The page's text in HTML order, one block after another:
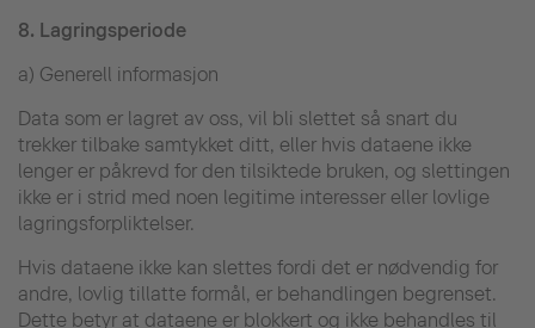
8. Lagringsperiode
a) Generell informasjon
Data som er lagret av oss, vil bli slettet så snart du
trekker tilbake samtykket ditt, eller hvis dataene ikke
lenger er påkrevd for den tilsiktede bruken, og slettingen
ikke er i strid med noen legitime interesser eller lovlige
lagringsforpliktelser.
Hvis dataene ikke kan slettes fordi det er nødvendig for
andre, lovlig tillatte formål, er behandlingen begrenset.
Dette betyr at dataene er blokkert og ikke behandles til